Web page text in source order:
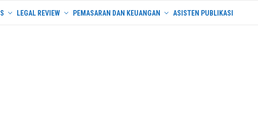
LEGAL REVIEW PEMASARAN DAN KEUANGAN ASISTEN PUBLIKASI